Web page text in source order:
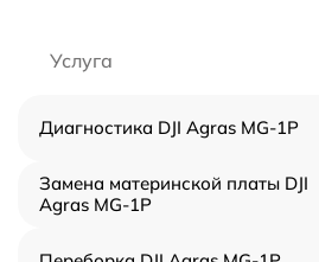
Услуга
Диагностика DJI Agras MG-1P
Замена материнской платы DJI
Agras MG-1P